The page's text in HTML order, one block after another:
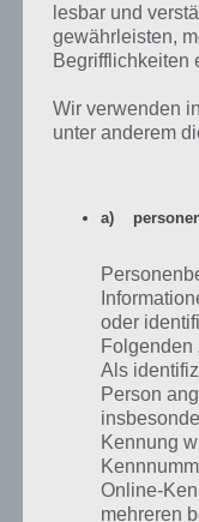
Notes
Faraway: Puzzle
lesbar und
gewährleisten,
Begrifflichkeiten
Wir verwenden
unter anderem
a)
oder
Folgenden
Als
Person
Kennung
Online-
mehreren